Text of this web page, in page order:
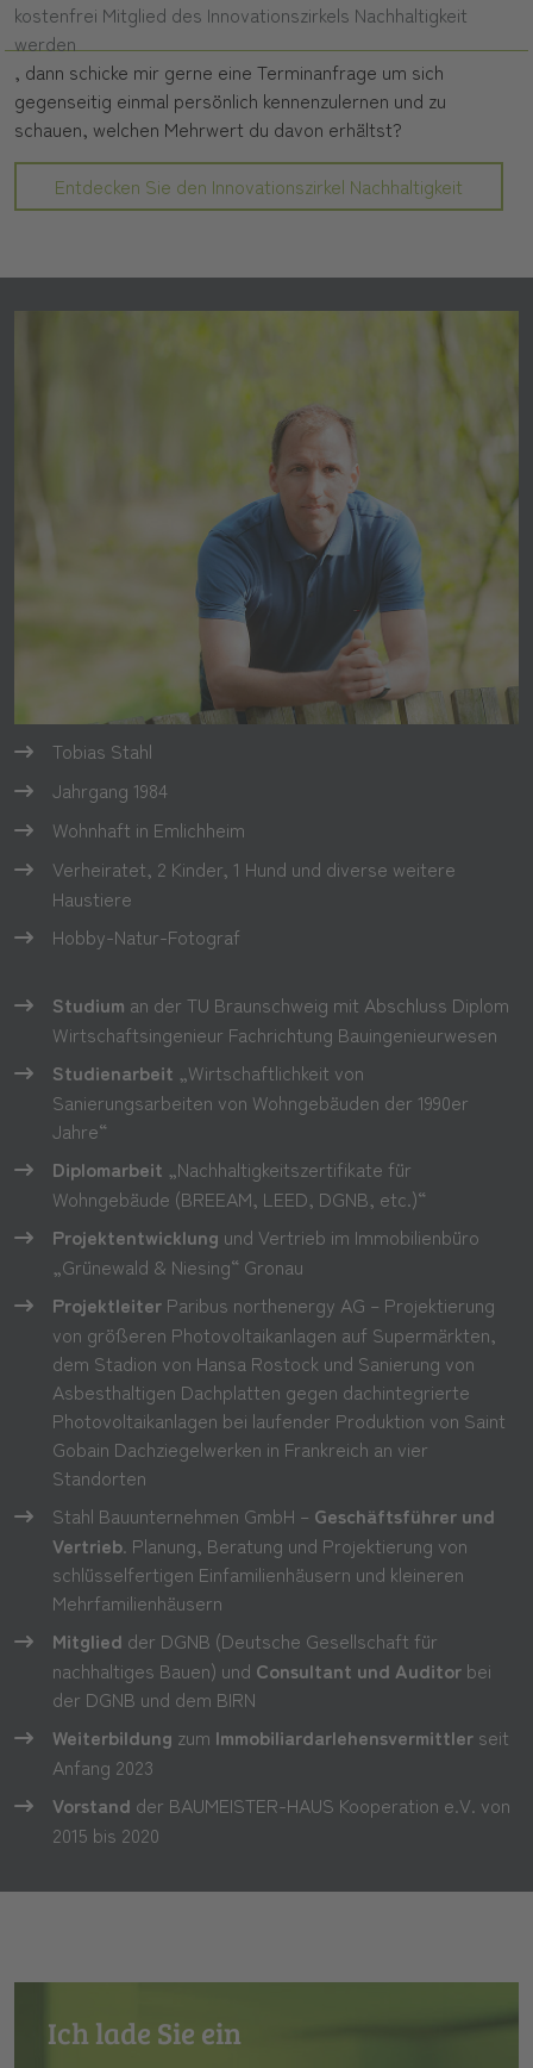
kostenfrei Mitglied des Innovationszirkels Nachhaltigkeit
werden
, dann schicke mir gerne eine Terminanfrage um sich
gegenseitig einmal persönlich kennenzulernen und zu
schauen, welchen Mehrwert du davon erhältst?
Entdecken Sie den Innovationszirkel Nachhaltigkeit
Tobias Stahl
Jahrgang 1984
Wohnhaft in Emlichheim
Verheiratet, 2 Kinder, 1 Hund und diverse weitere
Haustiere
Hobby-Natur-Fotograf
Studium an der TU Braunschweig mit Abschluss Diplom
Wirtschaftsingenieur Fachrichtung Bauingenieurwesen
Studienarbeit „Wirtschaftlichkeit von
Sanierungsarbeiten von Wohngebäuden der 1990er
Jahre“
Diplomarbeit „Nachhaltigkeitszertifikate für
Wohngebäude (BREEAM, LEED, DGNB, etc.)“
Projektentwicklung und Vertrieb im Immobilienbüro
„Grünewald & Niesing“ Gronau
Projektleiter Paribus northenergy AG – Projektierung
von größeren Photovoltaikanlagen auf Supermärkten,
dem Stadion von Hansa Rostock und Sanierung von
Asbesthaltigen Dachplatten gegen dachintegrierte
Photovoltaikanlagen bei laufender Produktion von Saint
Gobain Dachziegelwerken in Frankreich an vier
Standorten
Stahl Bauunternehmen GmbH – Geschäftsführer und
Vertrieb. Planung, Beratung und Projektierung von
schlüsselfertigen Einfamilienhäusern und kleineren
Mehrfamilienhäusern
Mitglied der DGNB (Deutsche Gesellschaft für
nachhaltiges Bauen) und Consultant und Auditor bei
der DGNB und dem BIRN
Weiterbildung zum Immobiliardarlehensvermittler seit
Anfang 2023
Vorstand der BAUMEISTER-HAUS Kooperation e.V. von
2015 bis 2020
Ich lade Sie ein